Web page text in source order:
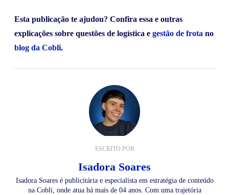
Esta publicação te ajudou? Confira essa e outras
explicações sobre questões de logística e gestão de frota no
blog da Cobli.
ESCRITO POR
Isadora Soares
Isadora Soares é publicitária e especialista em estratégia de conteúdo
na Cobli, onde atua há mais de 04 anos. Com uma trajetória